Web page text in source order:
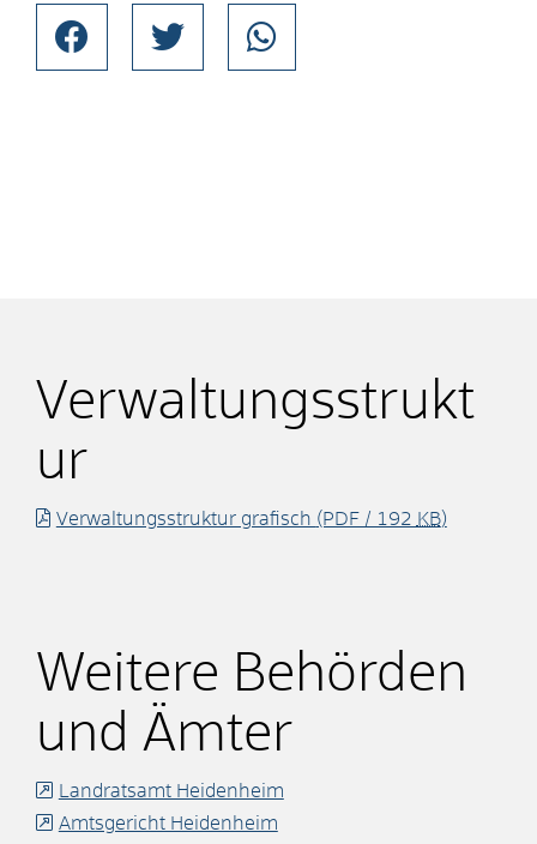
Verwaltungsstrukt
ur
Verwaltungsstruktur grafisch (PDF / 192 KB)
Weitere Behörden
und Ämter
Landratsamt Heidenheim
Amtsgericht Heidenheim